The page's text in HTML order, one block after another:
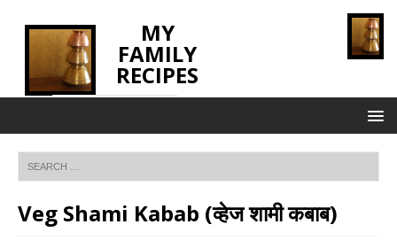
MY
FAMILY
RECIPES
Veg Shami Kabab (व्हेज शामी कबाब)